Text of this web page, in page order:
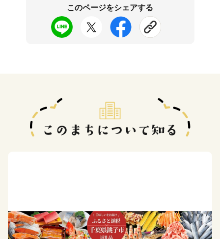
このページをシェアする